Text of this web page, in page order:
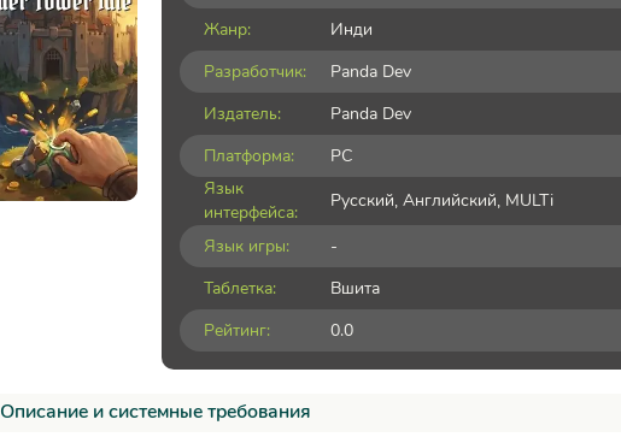
Жанр:
Инди
Разработчик:
Panda Dev
Издатель:
Panda Dev
Платформа:
PC
Язык
интерфейса:
Русский, Английский, MULTi
Язык игры:
-
Таблетка:
Вшита
Рейтинг:
0.0
Описание и системные требования